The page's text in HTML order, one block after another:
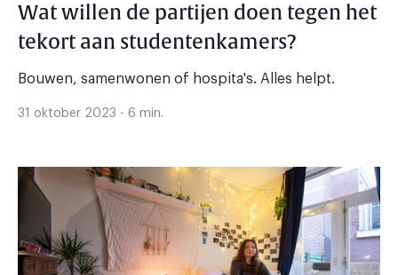
Wat willen de partijen doen tegen het
tekort aan studentenkamers?
Bouwen, samenwonen of hospita's. Alles helpt.
31 oktober 2023 - 6 min.